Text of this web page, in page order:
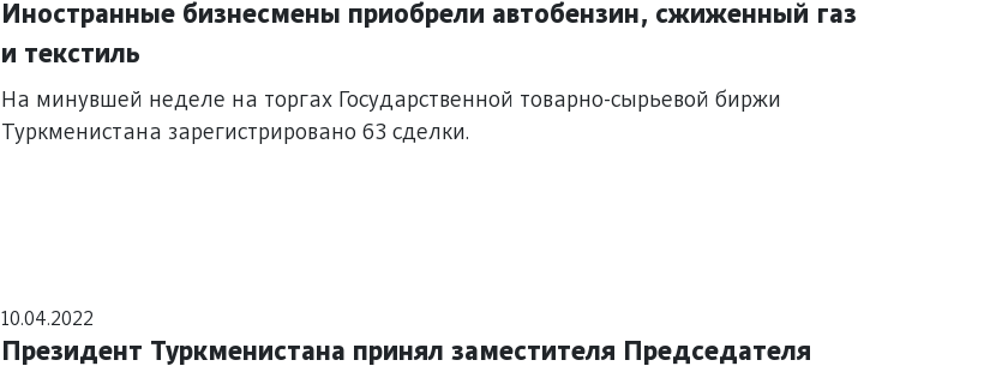
Иностранные бизнесмены приобрели автобензин, сжиженный газ
и текстиль
На минувшей неделе на торгах Государственной товарно-сырьевой биржи
Туркменистана зарегистрировано 63 сделки.
10.04.2022
Президент Туркменистана принял заместителя Председателя